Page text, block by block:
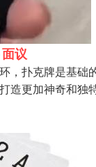
面议
，扑克牌是基
造更加神奇和